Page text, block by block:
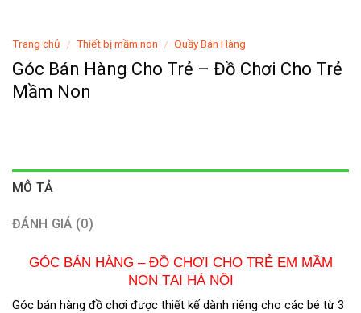
Trang chủ / Thiết bị mầm non / Quầy Bán Hàng
Góc Bán Hàng Cho Trẻ – Đồ Chơi Cho Trẻ
Mầm Non
MÔ TẢ
ĐÁNH GIÁ (0)
GÓC BÁN HÀNG – ĐỒ CHƠI CHO TRẺ EM MẦM
NON TẠI HÀ NỘI
Góc bán hàng đồ chơi được thiết kế dành riêng cho các bé từ 3